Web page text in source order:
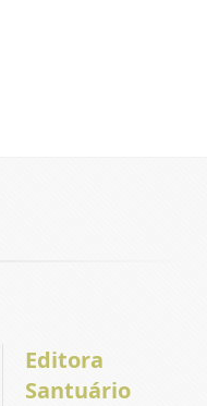
Editora
Santuário